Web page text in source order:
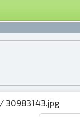
/ 30983143.jpg